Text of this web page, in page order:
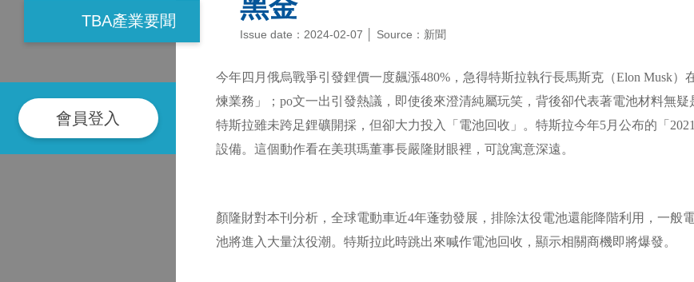
TBA產業要聞
會員登入
黑金
Issue date：2024-02-07 │ Source：新聞
今年四月俄烏戰爭引發鋰價一度飆漲480%，急得特斯拉執行長馬斯克（Elon Musk
煉業務」；po文一出引發熱議，即使後來澄清純屬玩笑，背後卻代表著電池材料無疑
特斯拉雖未跨足鋰礦開採，但卻大力投入「電池回收」。特斯拉今年5月公布的「
設備。這個動作看在美琪瑪董事長嚴隆財眼裡，可說寓意深遠。
顏隆財對本刊分析，全球電動車近4年蓬勃發展，排除汰役電池還能降階利用，一般
池將進入大量汰役潮。特斯拉此時跳出來喊作電池回收，顯示相關商機即將爆發。